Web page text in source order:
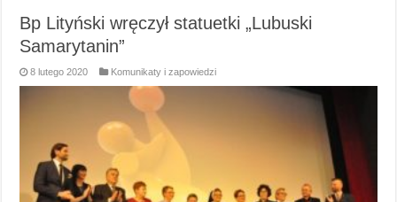
Bp Lityński wręczył statuetki „Lubuski
Samarytanin”
8 lutego 2020 Komunikaty i zapowiedzi